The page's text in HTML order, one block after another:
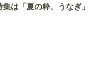
は「夏の粋、うなぎ」